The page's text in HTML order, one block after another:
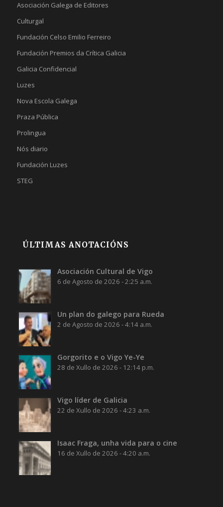
Asociación Galega de Editores
Culturgal
Fundación Celso Emilio Ferreiro
Fundación Premios da Crítica Galicia
Galicia Confidencial
Luzes
Nova Escola Galega
Praza Pública
Prolingua
Nós diario
Fundación Luzes
STEG
ÚLTIMAS ANOTACIÓNS
Asociación Cultural de Vigo
6 de Agosto de 2026 - 2:25 a.m.
Un plan do galego para Rueda
2 de Agosto de 2026 - 4:14 a.m.
Gorgorito e o Vigo Ye-Ye
28 de Xullo de 2026 - 12:14 p.m.
Vigo líder de Galicia
22 de Xullo de 2026 - 4:23 a.m.
Isaac Fraga, unha vida para o cine
16 de Xullo de 2026 - 4:20 a.m.